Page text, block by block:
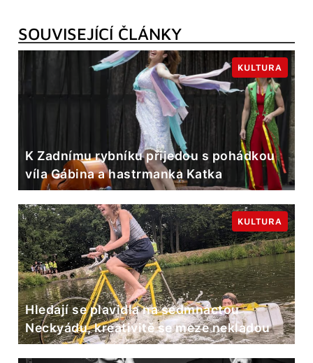
SOUVISEJÍCÍ ČLÁNKY
K Zadnímu rybníku přijedou s pohádkou
víla Gábina a hastrmanka Katka
KULTURA
Hledají se plavidla na sedmnáctou
Neckyádu, kreativitě se meze nekladou
KULTURA